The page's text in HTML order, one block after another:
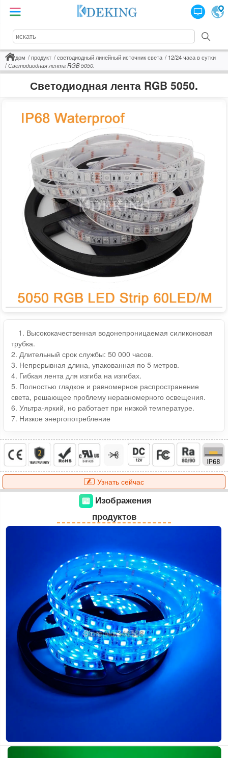
дом продукт светодиодный линейный источник света
12/24 часа в сутки
Светодиодная лента RGB 5050.
Светодиодная лента RGB 5050.
1. Высококачественная водонепроницаемая силиконовая
трубка.
2. Длительный срок службы: 50 000 часов.
3. Непрерывная длина, упакованная по 5 метров.
4. Гибкая лента для изгиба на изгибах.
5. Полностью гладкое и равномерное распространение
света, решающее проблему неравномерного освещения.
6. Ультра-яркий, но работает при низкой температуре.
7. Низкое энергопотребление
Узнать сейчас
Изображения
продуктов